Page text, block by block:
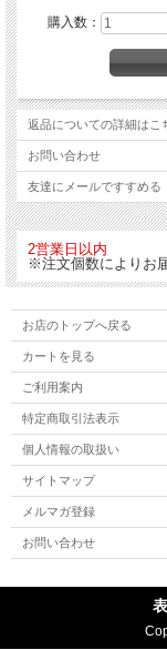
購入数：
返品についての詳細はこ
お問い合わせ
友達にメールですすめる
2営業日以内
※注文個数によりお
お店のトップへ戻る
カートを見る
ご利用案内
特定商取引法表示
個人情報の取扱い
サイトマップ
メルマガ登録
お問い合わせ